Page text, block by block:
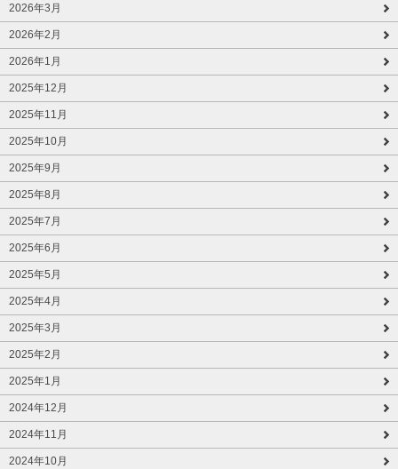
2026年3月
2026年2月
2026年1月
2025年12月
2025年11月
2025年10月
2025年9月
2025年8月
2025年7月
2025年6月
2025年5月
2025年4月
2025年3月
2025年2月
2025年1月
2024年12月
2024年11月
2024年10月